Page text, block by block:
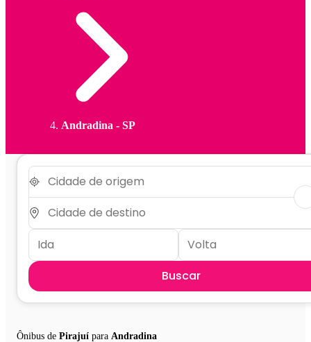
Andradina - SP
Buscar
Ônibus de Pirajuí para Andradina